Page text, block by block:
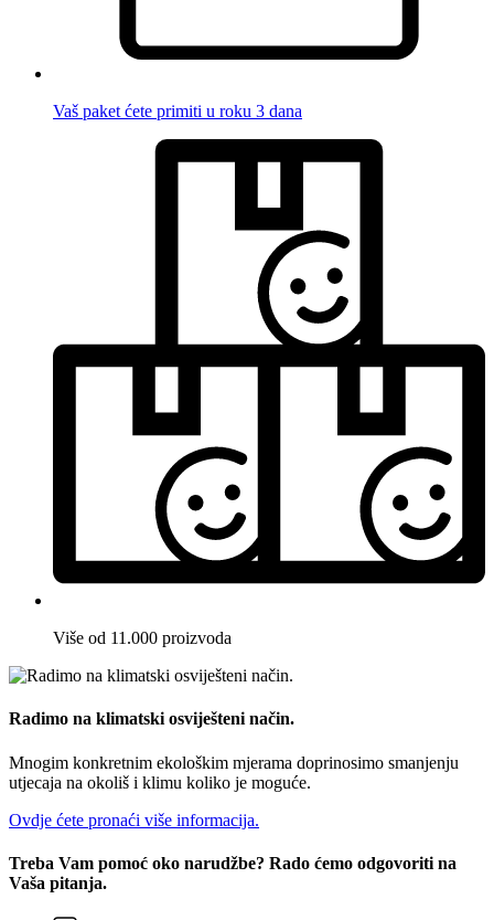
Vaš paket ćete primiti u roku 3 dana
Više od 11.000 proizvoda
Radimo na klimatski osviješteni način.
Mnogim konkretnim ekološkim mjerama doprinosimo smanjenju
utjecaja na okoliš i klimu koliko je moguće.
Ovdje ćete pronaći više informacija.
Treba Vam pomoć oko narudžbe? Rado ćemo odgovoriti na
Vaša pitanja.